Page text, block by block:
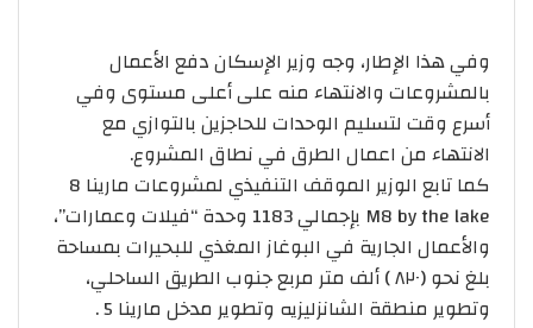
وفي هذا الإطار، وجه وزير الإسكان دفع الأعمال
بالمشروعات والانتهاء منه على أعلى مستوى وفي
أسرع وقت لتسليم الوحدات للحاجزين بالتوازي مع
الانتهاء من اعمال الطرق في نطاق المشروع.
كما تابع الوزير الموقف التنفيذي لمشروعات مارينا 8
M8 by the lake بإجمالي 1183 وحدة “فيلات وعمارات”،
والأعمال الجارية في البوغاز المغذي للبحيرات بمساحة
بلغ نحو (٨٢٠ ) ألف متر مربع جنوب الطريق الساحلي،
وتطوير منطقة الشانزليزيه وتطوير مدخل مارينا 5 .